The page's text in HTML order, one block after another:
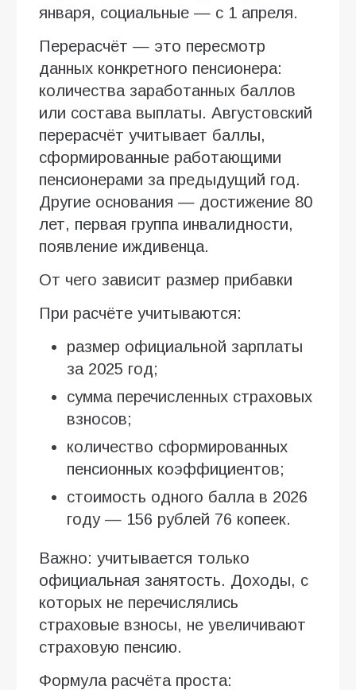
января, социальные — с 1 апреля.
Перерасчёт — это пересмотр
данных конкретного пенсионера:
количества заработанных баллов
или состава выплаты. Августовский
перерасчёт учитывает баллы,
сформированные работающими
пенсионерами за предыдущий год.
Другие основания — достижение 80
лет, первая группа инвалидности,
появление иждивенца.
От чего зависит размер прибавки
При расчёте учитываются:
размер официальной зарплаты
за 2025 год;
сумма перечисленных страховых
взносов;
количество сформированных
пенсионных коэффициентов;
стоимость одного балла в 2026
году — 156 рублей 76 копеек.
Важно: учитывается только
официальная занятость. Доходы, с
которых не перечислялись
страховые взносы, не увеличивают
страховую пенсию.
Формула расчёта проста: